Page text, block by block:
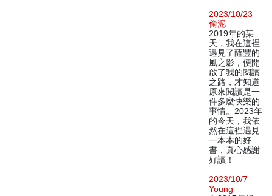
2023/10/23
偷泥
2019年的某
天，我在這裡
遇見了薩豐的
風之影，便開
啟了我的閱讀
之路，才知道
原來閱讀是一
件多麼快樂的
事情。2023年
的今天，我依
然在這裡遇見
一本本的好
書，真心感謝
好讀！
2023/10/7
Young